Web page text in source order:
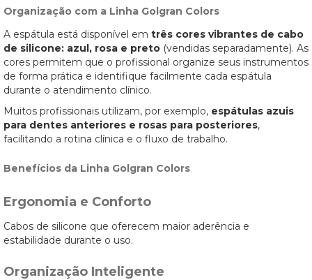
Organização com a Linha Golgran Colors
A espátula está disponível em três cores vibrantes de cabo
de silicone: azul, rosa e preto (vendidas separadamente). As
cores permitem que o profissional organize seus instrumentos
de forma prática e identifique facilmente cada espátula
durante o atendimento clínico.
Muitos profissionais utilizam, por exemplo, espátulas azuis
para dentes anteriores e rosas para posteriores,
facilitando a rotina clínica e o fluxo de trabalho.
Benefícios da Linha Golgran Colors
Ergonomia e Conforto
Cabos de silicone que oferecem maior aderência e
estabilidade durante o uso.
Organização Inteligente